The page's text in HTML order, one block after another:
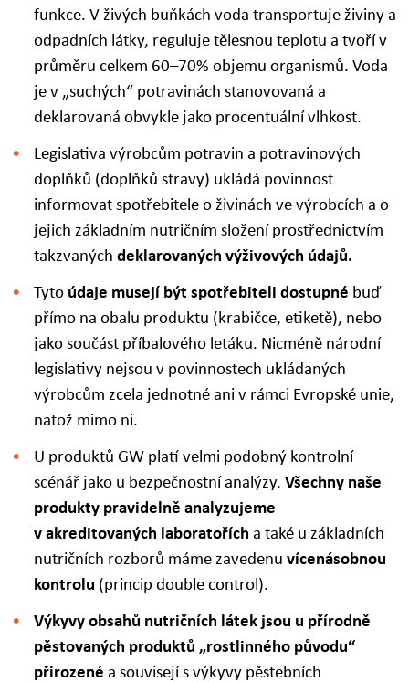
funkce. V živých buňkách voda transportuje živiny a
odpadních látky, reguluje tělesnou teplotu a tvoří v
průměru celkem 60–70% objemu organismů. Voda
je v „suchých“ potravinách stanovovaná a
deklarovaná obvykle jako procentuální vlhkost.
Legislativa výrobcům potravin a potravinových
doplňků (doplňků stravy) ukládá povinnost
informovat spotřebitele o živinách ve výrobcích a o
jejich základním nutričním složení prostřednictvím
takzvaných deklarovaných výživových údajů.
Tyto údaje musejí být spotřebiteli dostupné buď
přímo na obalu produktu (krabičce, etiketě), nebo
jako součást příbalového letáku. Nicméně národní
legislativy nejsou v povinnostech ukládaných
výrobcům zcela jednotné ani v rámci Evropské unie,
natož mimo ni.
U produktů GW platí velmi podobný kontrolní
scénář jako u bezpečnostní analýzy. Všechny naše
produkty pravidelně analyzujeme
v akreditovaných laboratořích a také u základních
nutričních rozborů máme zavedenu vícenásobnou
kontrolu (princip double control).
Výkyvy obsahů nutričních látek jsou u přírodně
pěstovaných produktů „rostlinného původu“
přirozené a souvisejí s výkyvy pěstebních